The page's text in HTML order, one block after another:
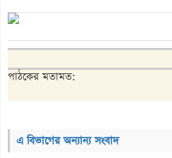
পাঠকের মতামত:
এ বিভাগের অন্যান্য সংবাদ